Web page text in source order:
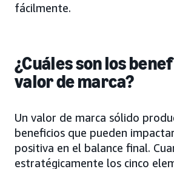
fácilmente.
¿Cuáles son los
valor de marca?
Un valor de marca sólido
beneficios que pueden
positiva en el balance final.
estratégicamente los cinco